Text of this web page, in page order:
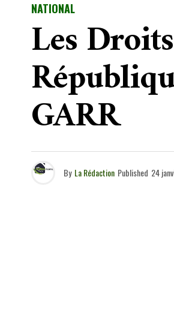
NATIONAL
Les
GARR
By La Rédaction Published 24